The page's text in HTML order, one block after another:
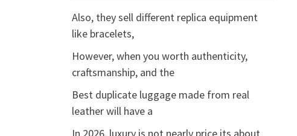
Also, they sell different replica equipment
like bracelets,
However, when you worth authenticity,
craftsmanship, and the
Best duplicate luggage made from real
leather will have a
In 2026, luxury is not nearly price its about